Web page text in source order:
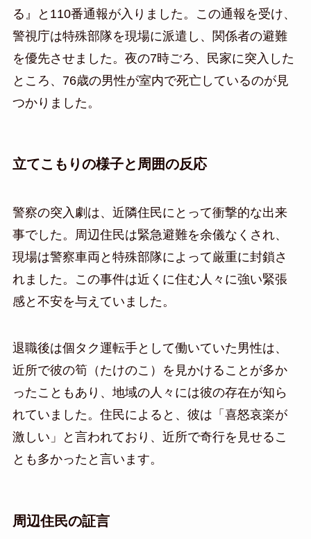
る』と110番通報が入りました。この通報を受け、
警視庁は特殊部隊を現場に派遣し、関係者の避難
を優先させました。夜の7時ごろ、民家に突入した
ところ、76歳の男性が室内で死亡しているのが見
つかりました。
立てこもりの様子と周囲の反応
警察の突入劇は、近隣住民にとって衝撃的な出来
事でした。周辺住民は緊急避難を余儀なくされ、
現場は警察車両と特殊部隊によって厳重に封鎖さ
れました。この事件は近くに住む人々に強い緊張
感と不安を与えていました。
退職後は個タク運転手として働いていた男性は、
近所で彼の筍（たけのこ）を見かけることが多か
ったこともあり、地域の人々には彼の存在が知ら
れていました。住民によると、彼は「喜怒哀楽が
激しい」と言われており、近所で奇行を見せるこ
とも多かったと言います。
周辺住民の証言